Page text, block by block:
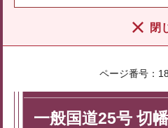
閉
ページ番号：
一般国道25号 切